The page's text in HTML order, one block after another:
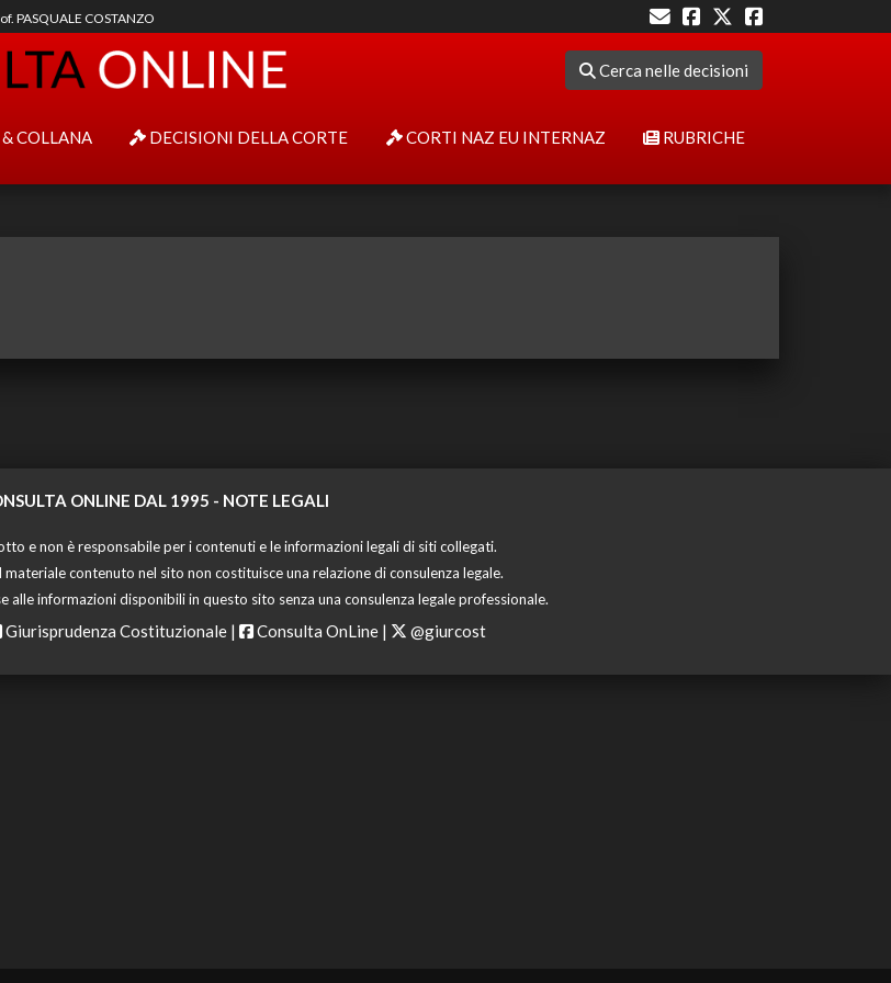
PASQUALE COSTANZO
Cerca nelle decisioni
COLLANA DECISIONI DELLA CORTE CORTI NAZ EU INTERNAZ RUBRICHE
ONLINE DAL 1995 - NOTE LEGALI
e non è responsabile per i contenuti e le informazioni legali di siti collegati.
contenuto nel sito non costituisce una relazione di consulenza legale.
alle informazioni disponibili in questo sito senza una consulenza legale professionale.
Giurisprudenza Costituzionale | Consulta OnLine | @giurcost